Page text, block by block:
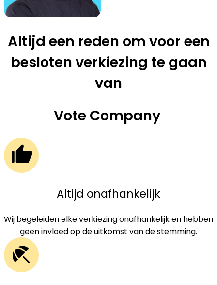
Altijd een reden om voor een
besloten verkiezing te gaan
van
Vote Company
Altijd onafhankelijk
Wij begeleiden elke verkiezing onafhankelijk en hebben
geen invloed op de uitkomst van de stemming.